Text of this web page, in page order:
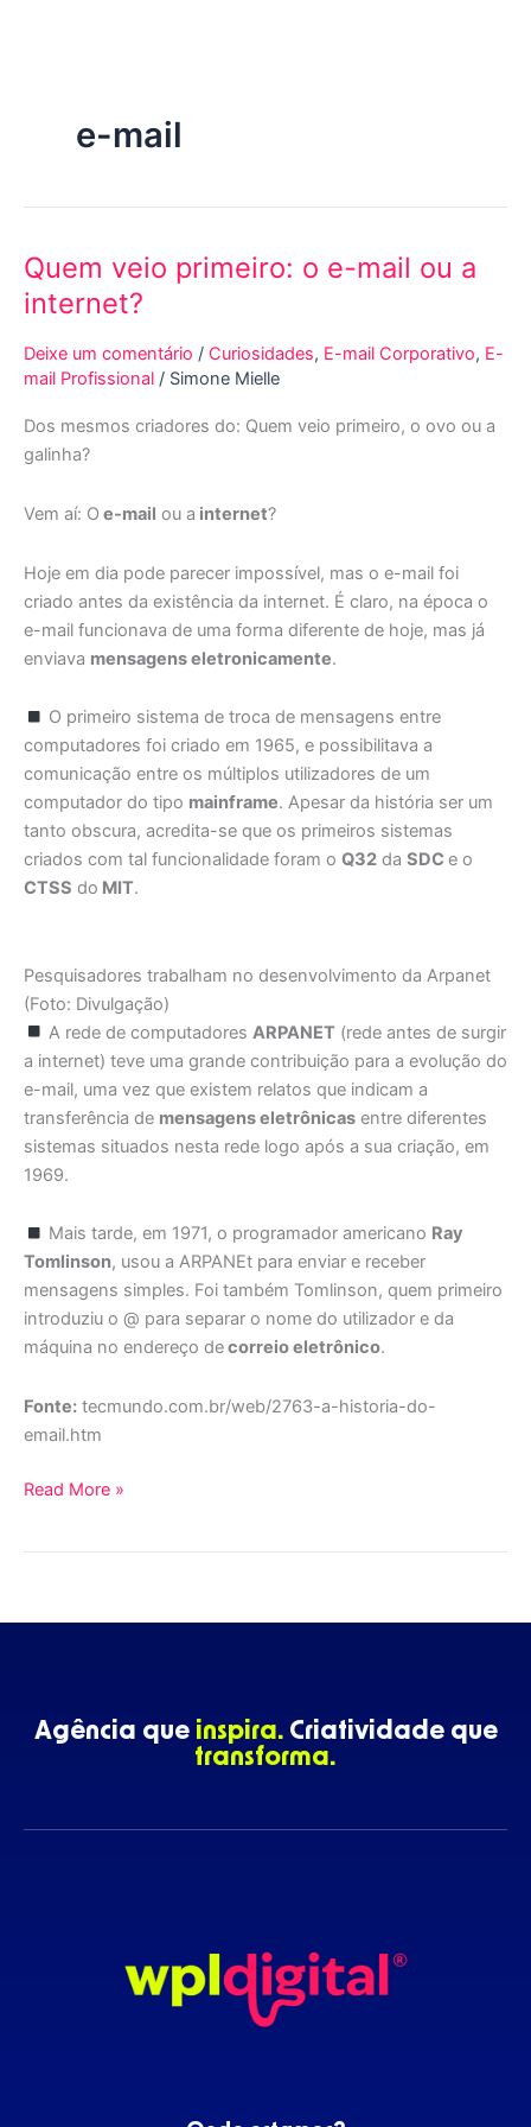
e-mail
Quem veio primeiro: o e-mail ou a
internet?
Deixe um comentário / Curiosidades, E-mail Corporativo, E-
mail Profissional / Simone Mielle
Dos mesmos criadores do: Quem veio primeiro, o ovo ou a
galinha?
Vem aí: O e-mail ou a internet?
Hoje em dia pode parecer impossível, mas o e-mail foi
criado antes da existência da internet. É claro, na época o
e-mail funcionava de uma forma diferente de hoje, mas já
enviava mensagens eletronicamente.
O primeiro sistema de troca de mensagens entre
computadores foi criado em 1965, e possibilitava a
comunicação entre os múltiplos utilizadores de um
computador do tipo mainframe. Apesar da história ser um
tanto obscura, acredita-se que os primeiros sistemas
criados com tal funcionalidade foram o Q32 da SDC e o
CTSS do MIT.
Pesquisadores trabalham no desenvolvimento da Arpanet
(Foto: Divulgação)
A rede de computadores ARPANET(rede antes de surgir
a internet) teve uma grande contribuição para a evolução do
e-mail, uma vez que existem relatos que indicam a
transferência de mensagens eletrônicas entre diferentes
sistemas situados nesta rede logo após a sua criação, em
1969.
Mais tarde, em 1971, o programador americano Ray
Tomlinson, usou a ARPANEt para enviar e receber
mensagens simples. Foi também Tomlinson, quem primeiro
introduziu o @ para separar o nome do utilizador e da
máquina no endereço decorreio eletrônico.
Fonte: tecmundo.com.br/web/2763-a-historia-do-
email.htm
Quem
veio
primeiro:
o
e-
ou
a
Read More »
Agência que inspira.Criatividade que
transforma.